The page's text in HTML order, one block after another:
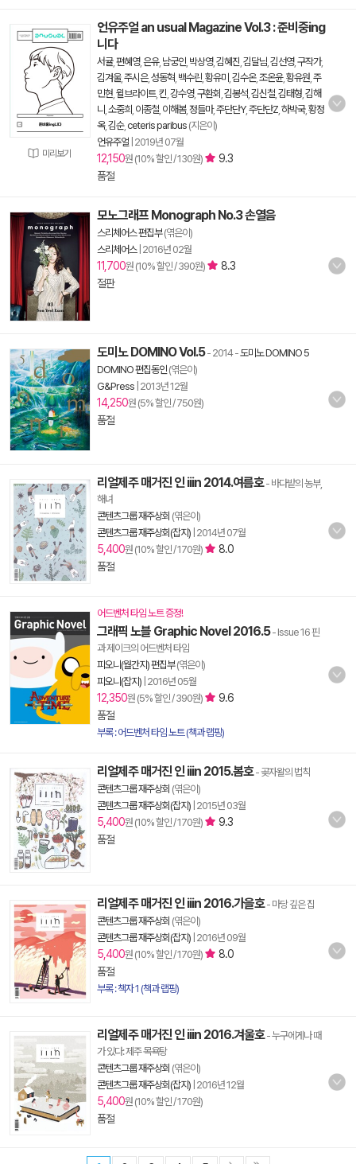
미리보기
언유주얼 an usual Magazine Vol.3 : 준비중ing
니다
서귤, 편혜영, 은유, 남궁인 박상영, 김혜진 김달님 김선영, 구작가,
김겨울, 주시은, 성동혁 백수린 황유미 김수온, 조온윤, 황유원 주
민현 윌브라이트, 킨 강수영, 구환회 김봉석 김신철 김태형 김해
니 소중희 이종철 이해봄, 정들마,주단단Y, 주단단Z 하박국, 황정
옥, 김순, ceteris paribus (지은이)
언유주얼 2019년 07월
12,150원 (10% 할인 / 130원)
9.3
품절
모노그래프 Monograph No.3 손열음
스리체어스 편집부(엮은이)
스리체어스| 2016년 02월
11,700원 (10% 할인 / 390원)
8.3
절판
도미노 DOMINO Vol.5- 2014-도미노 DOMINO 5
DOMINO 편집동인 (엮은이)
G&Press 2013년 12월
14,250원 (5% 할인 / 750원)
품절
리얼제주 매거진 인 iiin 2014.여름호- 바다밭의 농부,
해녀
콘텐츠그룹 재주상회 (엮은이)
콘텐츠그룹 재주상회(잡지) 2014년 07월
5,400원 (10% 할인 / 170원)
8.0
품절
어드벤처 타임 노트 증정!
그래픽 노블 Graphic Novel 2016.5- Issue 16 핀
과 제이크의 어드벤처 타임
피오니(월간지) 편집부(엮은이)
피오니(잡지) 2016년 05월
12,350원 (5% 할인 / 390원)
9.6
품절
부록 : 어드벤처 타임 노트 (책과 랩핑)
리얼제주 매거진 인 iiin 2015.봄호- 곶자왈의 법칙
콘텐츠그룹 재주상회 (엮은이)
콘텐츠그룹 재주상회(잡지) 2015년 03월
5,400원 (10% 할인 / 170원)
9.3
품절
리얼제주 매거진 인 iiin 2016.가을호- 마당 깊은 집
콘텐츠그룹 재주상회 (엮은이)
콘텐츠그룹 재주상회(잡지) 2016년 09월
5,400원 (10% 할인 / 170원)
8.0
품절
부록 : 책자 1 (책과 랩핑)
리얼제주 매거진 인 iiin 2016.겨울호- 누구에게나 때
가 있다: 제주 목욕탕
콘텐츠그룹 재주상회 (엮은이)
콘텐츠그룹 재주상회(잡지) 2016년 12월
5,400원 (10% 할인 / 170원)
품절